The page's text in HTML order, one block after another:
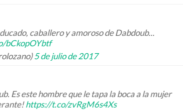
caballero y amoroso de Dabdoub...
bCkopOYbtf
5 de julio de 2017
Es este hombre que le tapa la boca a la mujer
https://t.co/zvRgM6s4Xs